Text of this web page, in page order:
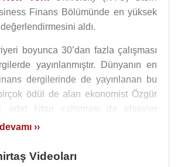
Finans Bölümünde en yüksek
aldı.
boyunca 30’dan fazla çalışması
yayınlanmıştır. Dünyanın en
dergilerinde de yayınlanan bu
ödül de alan ekonomist Özgür
1 adet kitap çalışması da elsevier
akademisyen ayrıca bu
››
Videoları